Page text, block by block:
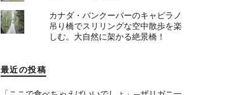
カナダ・バンクーバーのキャピラノ
吊り橋でスリリングな空中散歩を楽
しむ。大自然に架かる絶景橋！
最近の投稿